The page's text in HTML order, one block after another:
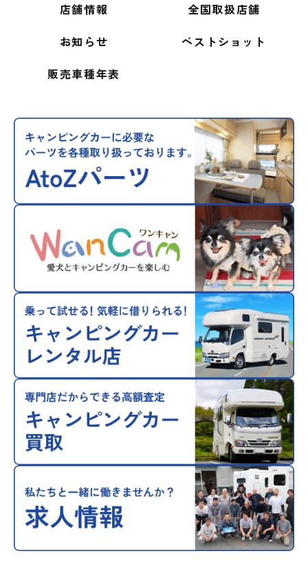
店舗情報
全国取扱店舗
お知らせ
ベストショット
販売車種年表